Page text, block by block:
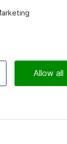
mange
af de
Allow all